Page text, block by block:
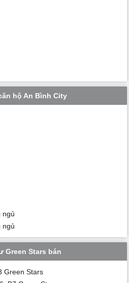
hộ An Bình City
ngủ
ngủ
Green Stars bán
Green Stars